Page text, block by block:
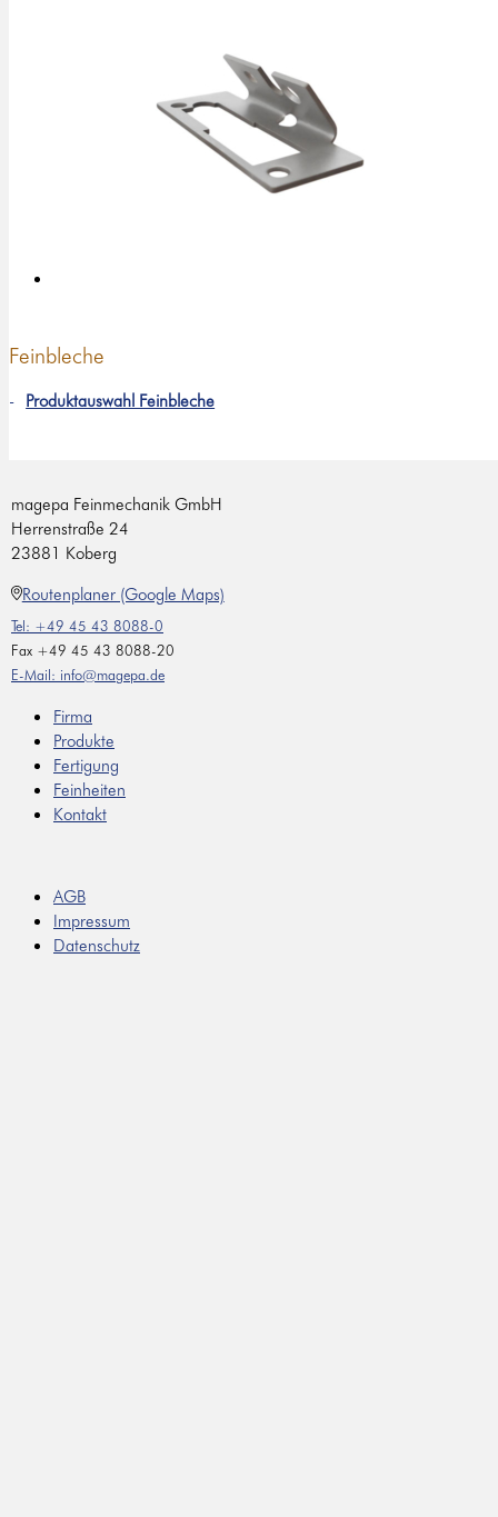
Feinbleche
Produktauswahl Feinbleche
Firma
Produkte
Fertigung
Feinheiten
Kontakt
AGB
Impressum
Datenschutz
magepa Feinmechanik GmbH
Herrenstraße 24
23881 Koberg
Routenplaner (Google Maps)
Tel: +49 45 43 8088-0
Fax +49 45 43 8088-20
E-Mail: info@magepa.de